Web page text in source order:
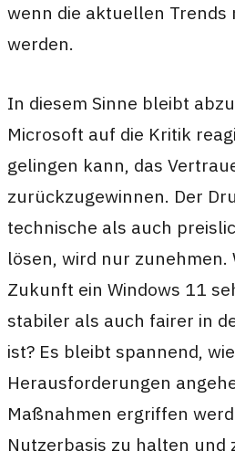
wenn die aktuellen Trends
werden.
In diesem Sinne bleibt
Microsoft auf die Kritik
gelingen kann, das
zurückzugewinnen. Der
technische als auch
lösen, wird nur zunehmen.
Zukunft ein Windows 11
stabiler als auch fairer in
ist? Es bleibt spannend,
Herausforderungen
Maßnahmen ergriffen
Nutzerbasis zu halten und